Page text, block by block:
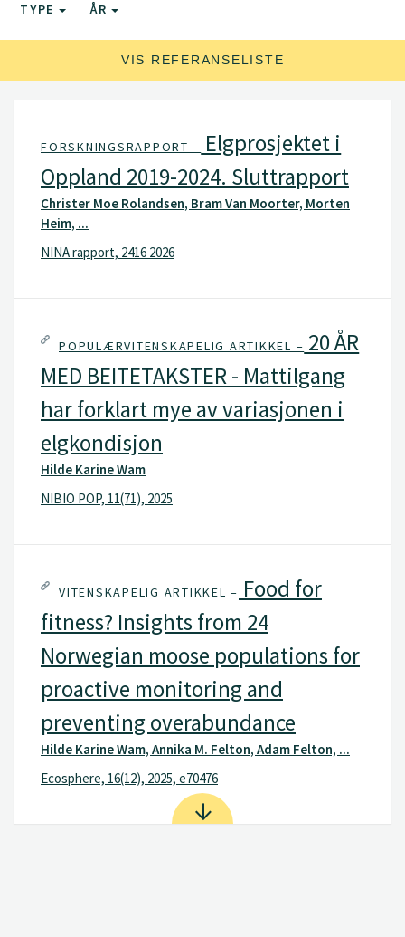
TYPE ÅR
VIS REFERANSELISTE
FORSKNINGSRAPPORT – Elgprosjektet i
Oppland 2019-2024. Sluttrapport
Christer Moe Rolandsen, Bram Van Moorter, Morten
Heim, ...
NINA rapport, 2416 2026
POPULÆRVITENSKAPELIG ARTIKKEL – 20 ÅR
MED BEITETAKSTER - Mattilgang
har forklart mye av variasjonen i
elgkondisjon
Hilde Karine Wam
NIBIO POP, 11(71), 2025
VITENSKAPELIG ARTIKKEL – Food for
fitness? Insights from 24
Norwegian moose populations for
proactive monitoring and
preventing overabundance
Hilde Karine Wam, Annika M. Felton, Adam Felton, ...
Ecosphere, 16(12), 2025, e70476